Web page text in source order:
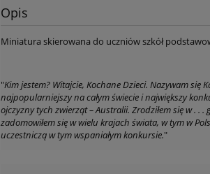
Opis
Miniatura skierowana do uczniów szkół
"Kim jestem? Witajcie, Kochane Dzieci. Nazywam się
najpopularniejszy na całym świecie i największy
ojczyzny tych zwierząt – Australii. Zrodziłem się w . .
zadomowiłem się w wielu krajach świata, w tym w
uczestniczą w tym wspaniałym konkursie."